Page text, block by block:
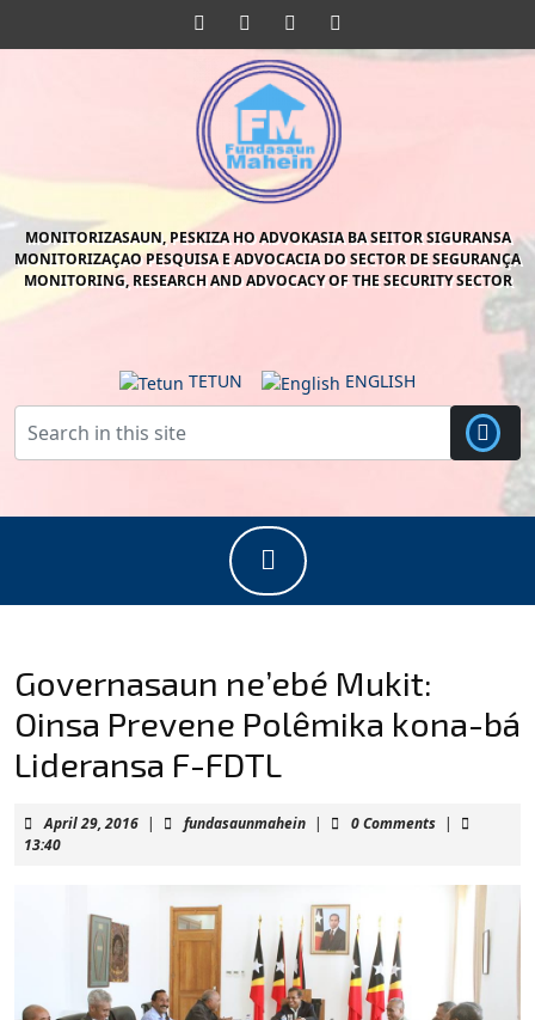
FacebookTwitter Pinterest
MONITORIZASAUN, PESKIZA HO ADVOKASIA BA SEITOR SIGURANSA
MONITORIZAÇAO PESQUISA E ADVOCACIA DO SECTOR DE SEGURANÇA
MONITORING, RESEARCH AND ADVOCACY OF THE SECURITY SECTOR
TETUN ENGLISH
Button
Governasaun ne’ebé Mukit:
Oinsa Prevene Polêmika kona-bá
Lideransa F-FDTL
April 29, 2016April
| fundasaunmaheinfundasaunmahein
| 0 Comments |
13:40